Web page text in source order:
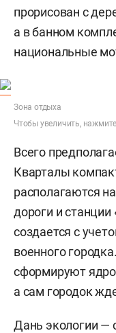
прорисован с
а в банном
национальные
Зона отдыха
Чтобы увеличить, нажмите
Всего
Кварталы
располагаются
дороги и
создается с
военного
сформируют ядро
а сам городок
Дань экологии —